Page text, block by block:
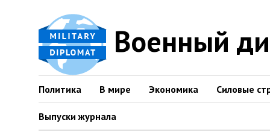
Военный
Политика В мире Экономика Силовые
Выпуски журнала